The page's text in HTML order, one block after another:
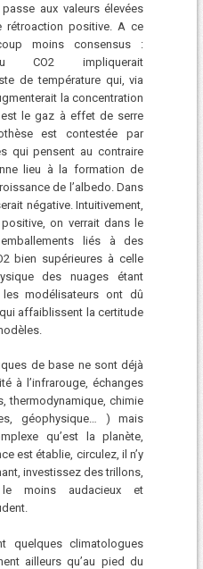
aux valeurs élevées
rétroaction positive. A ce
moins consensus :
CO2 impliquerait
de température qui, via
la concentration
est le gaz à effet de serre
est contestée par
qui pensent au contraire
lieu à la formation de
de l’albedo. Dans
négative. Intuitivement,
on verrait dans le
liés à des
bien supérieures à celle
des nuages étant
les modélisateurs ont dû
affaiblissent la certitude
de base ne sont déjà
à l’infrarouge, échanges
thermodynamique, chimie
géophysique… ) mais
qu’est la planète,
est établie, circulez, il n’y
investissez des trillons,
moins audacieux et
quelques climatologues
ailleurs qu’au pied du